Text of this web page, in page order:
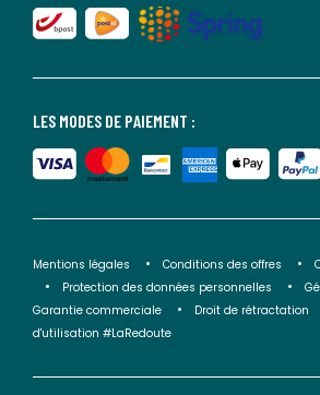
LES MODES DE PAIEMENT :
Mentions légales Conditions des offres
Protection des données personnelles
Garantie commerciale
Droit de rétractation
d'utilisation #LaRedoute